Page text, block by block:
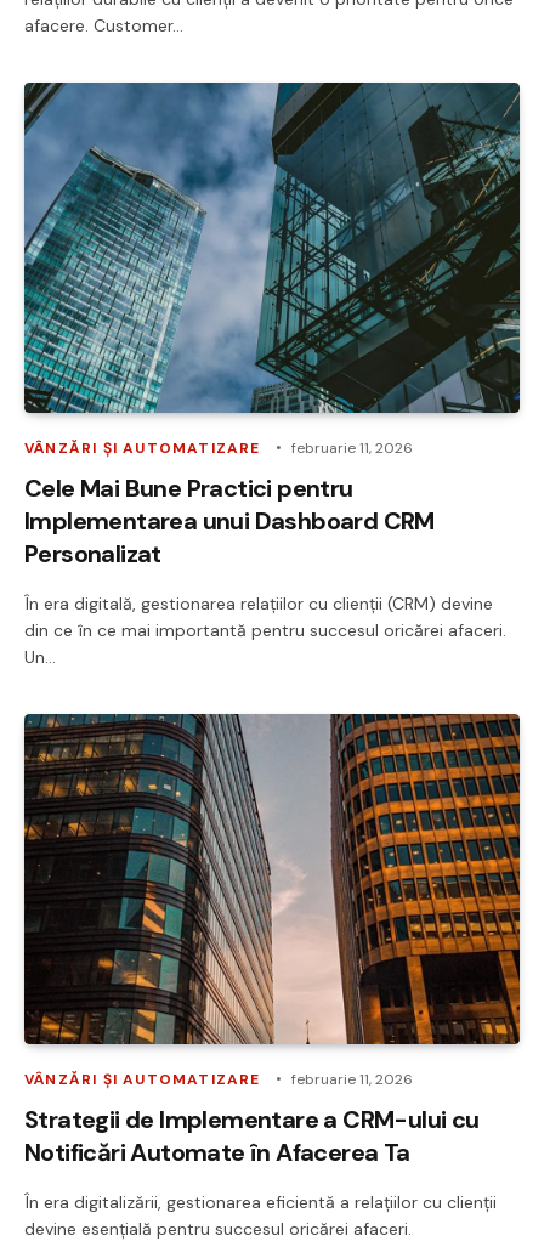
afacere. Customer…
VÂNZĂRI ȘI AUTOMATIZARE februarie 11, 2026
Cele Mai Bune Practici pentru
Implementarea unui Dashboard CRM
Personalizat
În era digitală, gestionarea relațiilor cu clienții (CRM) devine
din ce în ce mai importantă pentru succesul oricărei afaceri.
Un…
VÂNZĂRI ȘI AUTOMATIZARE februarie 11, 2026
Strategii de Implementare a CRM-ului cu
Notificări Automate în Afacerea Ta
În era digitalizării, gestionarea eficientă a relațiilor cu clienții
devine esențială pentru succesul oricărei afaceri.